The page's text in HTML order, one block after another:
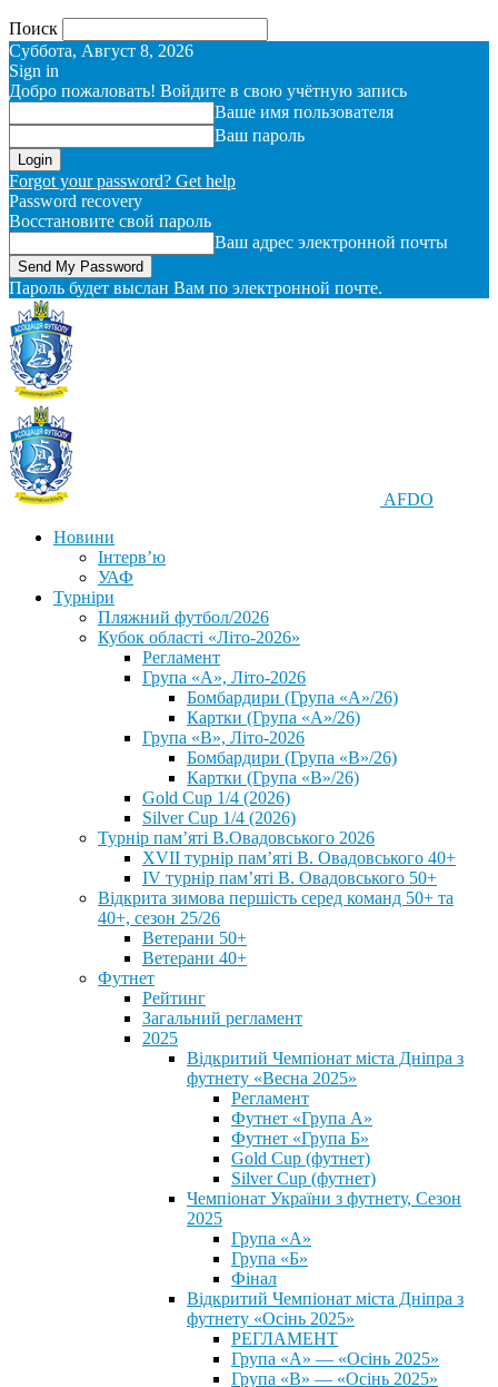
Поиск
Суббота, Август 8, 2026
Sign in
Добро пожаловать! Войдите в свою учётную запись
Ваше имя пользователя
Ваш пароль
Forgot your password? Get help
Password recovery
Восстановите свой пароль
Ваш адрес электронной почты
Пароль будет выслан Вам по электронной почте.
AFDO
Новини
Інтерв’ю
УАФ
Турніри
Пляжний футбол/2026
Кубок області «Літо-2026»
Регламент
Група «А», Літо-2026
Бомбардири (Група «А»/26)
Картки (Група «А»/26)
Група «В», Літо-2026
Бомбардири (Група «В»/26)
Картки (Група «В»/26)
Gold Cup 1/4 (2026)
Silver Cup 1/4 (2026)
Турнір пам’яті В.Овадовського 2026
XVII турнір пам’яті В. Овадовського 40+
IV турнір пам’яті В. Овадовського 50+
Відкрита зимова першість серед команд 50+ та
40+, сезон 25/26
Ветерани 50+
Ветерани 40+
Футнет
Рейтинг
Загальний регламент
2025
Відкритий Чемпіонат міста Дніпра з
футнету «Весна 2025»
Регламент
Футнет «Група А»
Футнет «Група Б»
Gold Cup (футнет)
Silver Cup (футнет)
Чемпіонат України з футнету, Сезон
2025
Група «А»
Група «Б»
Фінал
Відкритий Чемпіонат міста Дніпра з
футнету «Осінь 2025»
РЕГЛАМЕНТ
Група «А» — «Осінь 2025»
Група «В» — «Осінь 2025»